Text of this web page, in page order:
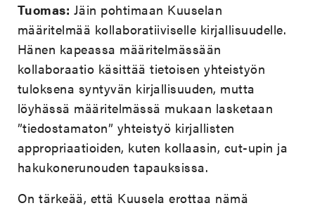
Tuomas: Jäin pohtimaan Kuuselan
määritelmää kollaboratiiviselle kirjallisuudelle.
Hänen kapeassa määritelmässään
kollaboraatio käsittää tietoisen yhteistyön
tuloksena syntyvän kirjallisuuden, mutta
löyhässä määritelmässä mukaan lasketaan
”tiedostamaton” yhteistyö kirjallisten
appropriaatioiden, kuten kollaasin, cut-upin ja
hakukonerunouden tapauksissa.
On tärkeää, että Kuusela erottaa nämä